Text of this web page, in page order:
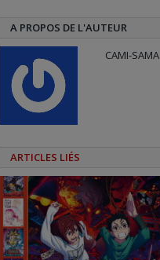
A PROPOS DE L'AUTEUR
CAMI-SAMA
ARTICLES LIÉS